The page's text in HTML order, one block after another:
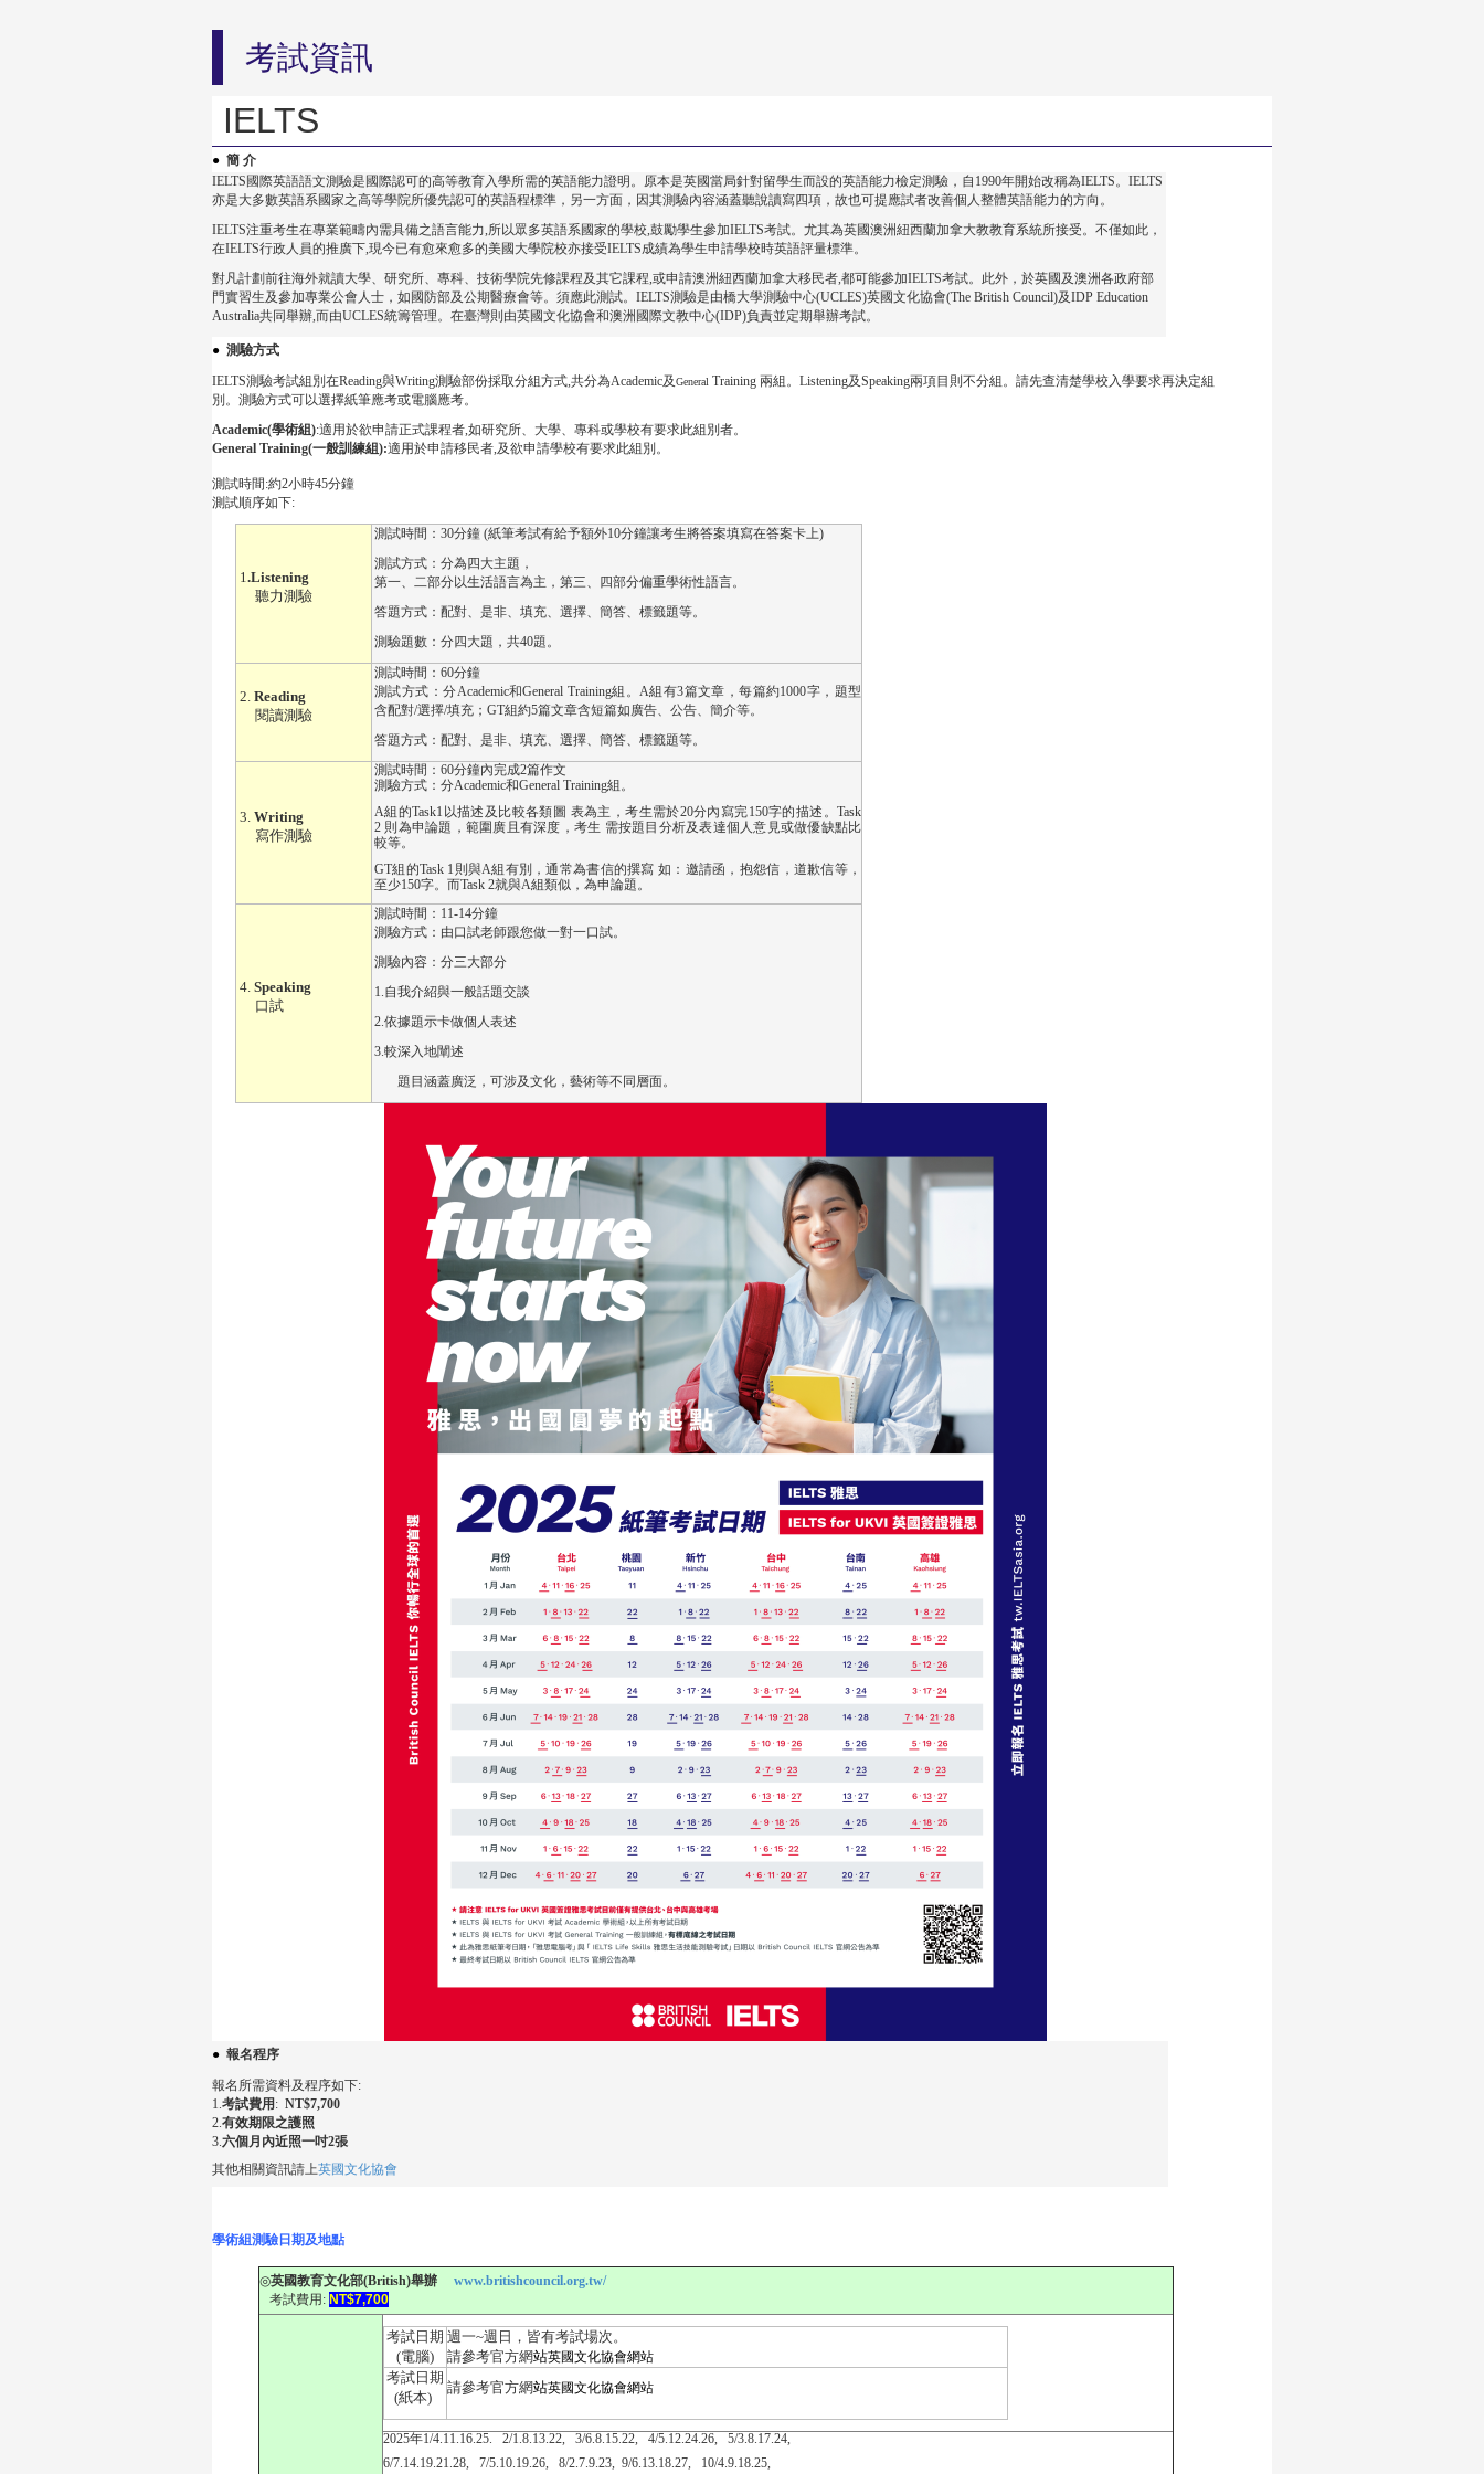
考試資訊
IELTS
● 簡 介
IELTS國際英語語文測驗是國際認可的高等教育入學所需的英語能力證明。原本是英國當局針對留學生而設的英語能力檢定測驗，自1990年開始改稱為IELTS。IELTS
亦是大多數英語系國家之高等學院所優先認可的英語程標準，另一方面，因其測驗內容涵蓋聽說讀寫四項，故也可提應試者改善個人整體英語能力的方向。
IELTS注重考生在專業範疇內需具備之語言能力,所以眾多英語系國家的學校,鼓勵學生參加IELTS考試。尤其為英國澳洲紐西蘭加拿大教教育系統所接受。不僅如此，
在IELTS行政人員的推廣下,現今已有愈來愈多的美國大學院校亦接受IELTS成績為學生申請學校時英語評量標準。
對凡計劃前往海外就讀大學、研究所、專科、技術學院先修課程及其它課程,或申請澳洲紐西蘭加拿大移民者,都可能參加IELTS考試。此外，於英國及澳洲各政府部
門實習生及參加專業公會人士，如國防部及公期醫療會等。須應此測試。IELTS測驗是由橋大學測驗中心(UCLES)英國文化協會(The British Council)及IDP Education
Australia共同舉辦,而由UCLES統籌管理。在臺灣則由英國文化協會和澳洲國際文教中心(IDP)負責並定期舉辦考試。
● 測驗方式
IELTS測驗考試組別在Reading與Writing測驗部份採取分組方式,共分為Academic及General Training 兩組。Listening及Speaking兩項目則不分組。請先查清楚學校入學要求再決定組
別。測驗方式可以選擇紙筆應考或電腦應考。
Academic(學術組):適用於欲申請正式課程者,如研究所、 大學、 專科或學校有要求此組別者。
General Training(一般訓練組):適用於申請移民者,及欲申請學校有要求此組別。
測試時間:約2小時45分鐘
測試順序如下:
1.Listening
聽力測驗
測試時間：30分鐘 (紙筆考試有給予額外10分鐘讓考生將答案填寫在答案卡上)
測試方式：分為四大主題，
第一、二部分以生活語言為主，第三、四部分偏重學術性語言。
答題方式：配對、是非、填充、選擇、簡答、標籤題等。
測驗題數：分四大題，共40題。
2.Reading
閱讀測驗
測試時間：60分鐘
測試方式：分Academic和General Training組。 A組有3篇文章，每篇約1000字，題型
含配對/選擇/填充；GT組約5篇文章含短篇如廣告、公告、簡介等。
答題方式：配對、是非、填充、選擇、簡答、標籤題等。
3.Writing
寫作測驗
測試時間：60分鐘內完成2篇作文
測驗方式：分Academic和General Training組。
A組的Task1 以描述及比較各類圖 表為主，考生需於20分內寫完150字的描述。Task
2 則為申論題，範圍廣且有深度，考生 需按題目分析及表達個人意見或做優缺點比
較等。
GT組的Task 1 則與A組有別，通常為書信的撰寫 如：邀請函，抱怨信，道歉信等，
至少150字。而Task 2就與A組類似，為申論題。
4.Speaking
口試
測試時間： 11-14分鐘
測驗方式：由口試老師跟您做一對一口試。
測驗內容：分三大部分
1.自我介紹與一般話題交談
2.依據題示卡做個人表述
3.較深入地闡述
題目涵蓋廣泛，可涉及文化，藝術等不同層面。
● 報名程序
報名所需資料及程序如下:
1.考試費用 : NT$7,700
2.有效期限之護照
3.六個月內近照一吋2張
其他相關資訊請上英國文化協會
學術組測驗日期及地點
◎英國教育文化部(British)舉辦
www.britishcouncil.org.tw/
考試費用: NT$7,700
考試日期
(電腦)
週一~週日，皆有考試場次。
請參考官方網站英國文化協會網站
考試日期
(紙本)
請參考官方網站英國文化協會網站
2025年1/4.11.16.25. 2/1.8.13.22, 3/6.8.15.22, 4/5.12.24.26, 5/3.8.17.24,
6/7.14.19.21.28, 7/5.10.19.26, 8/2.7.9.23, 9/6.13.18.27, 10/4.9.18.25,